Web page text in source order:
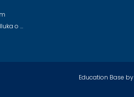
o …
Education Base by